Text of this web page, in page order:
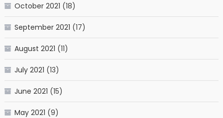
October 2021 (18)
September 2021 (17)
August 2021 (11)
July 2021 (13)
June 2021 (15)
May 2021 (9)